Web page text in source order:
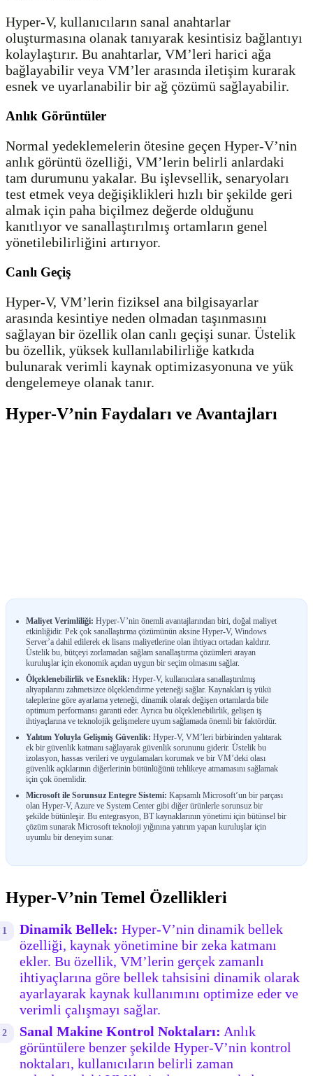
Hyper-V, kullanıcıların sanal anahtarlar
oluşturmasına olanak tanıyarak kesintisiz bağlantıyı
kolaylaştırır. Bu anahtarlar, VM’leri harici ağa
bağlayabilir veya VM’ler arasında iletişim kurarak
esnek ve uyarlanabilir bir ağ çözümü sağlayabilir.
Anlık Görüntüler
Normal yedeklemelerin ötesine geçen Hyper-V’nin
anlık görüntü özelliği, VM’lerin belirli anlardaki
tam durumunu yakalar. Bu işlevsellik, senaryoları
test etmek veya değişiklikleri hızlı bir şekilde geri
almak için paha biçilmez değerde olduğunu
kanıtlıyor ve sanallaştırılmış ortamların genel
yönetilebilirliğini artırıyor.
Canlı Geçiş
Hyper-V, VM’lerin fiziksel ana bilgisayarlar
arasında kesintiye neden olmadan taşınmasını
sağlayan bir özellik olan canlı geçişi sunar. Üstelik
bu özellik, yüksek kullanılabilirliğe katkıda
bulunarak verimli kaynak optimizasyonuna ve yük
dengelemeye olanak tanır.
Hyper-V’nin Faydaları ve Avantajları
Maliyet Verimliliği: Hyper-V’nin önemli avantajlarından biri, doğal maliyet
etkinliğidir. Pek çok sanallaştırma çözümünün aksine Hyper-V, Windows
Server’a dahil edilerek ek lisans maliyetlerine olan ihtiyacı ortadan kaldırır.
Üstelik bu, bütçeyi zorlamadan sağlam sanallaştırma çözümleri arayan
kuruluşlar için ekonomik açıdan uygun bir seçim olmasını sağlar.
Ölçeklenebilirlik ve Esneklik: Hyper-V, kullanıcılara sanallaştırılmış
altyapılarını zahmetsizce ölçeklendirme yeteneği sağlar. Kaynakları iş yükü
taleplerine göre ayarlama yeteneği, dinamik olarak değişen ortamlarda bile
optimum performansı garanti eder. Ayrıca bu ölçeklenebilirlik, gelişen iş
ihtiyaçlarına ve teknolojik gelişmelere uyum sağlamada önemli bir faktördür.
Yalıtım Yoluyla Gelişmiş Güvenlik: Hyper-V, VM’leri birbirinden yalıtarak
ek bir güvenlik katmanı sağlayarak güvenlik sorununu giderir. Üstelik bu
izolasyon, hassas verileri ve uygulamaları korumak ve bir VM’deki olası
güvenlik açıklarının diğerlerinin bütünlüğünü tehlikeye atmamasını sağlamak
için çok önemlidir.
Microsoft ile Sorunsuz Entegre Sistemi: Kapsamlı Microsoft’un bir parçası
olan Hyper-V, Azure ve System Center gibi diğer ürünlerle sorunsuz bir
şekilde bütünleşir. Bu entegrasyon, BT kaynaklarının yönetimi için bütünsel bir
çözüm sunarak Microsoft teknoloji yığınına yatırım yapan kuruluşlar için
uyumlu bir deneyim sunar.
Hyper-V’nin Temel Özellikleri
Dinamik Bellek: Hyper-V’nin dinamik bellek
özelliği, kaynak yönetimine bir zeka katmanı
ekler. Bu özellik, VM’lerin gerçek zamanlı
ihtiyaçlarına göre bellek tahsisini dinamik olarak
ayarlayarak kaynak kullanımını optimize eder ve
verimli çalışmayı sağlar.
Sanal Makine Kontrol Noktaları: Anlık
görüntülere benzer şekilde Hyper-V’nin kontrol
noktaları, kullanıcıların belirli zaman